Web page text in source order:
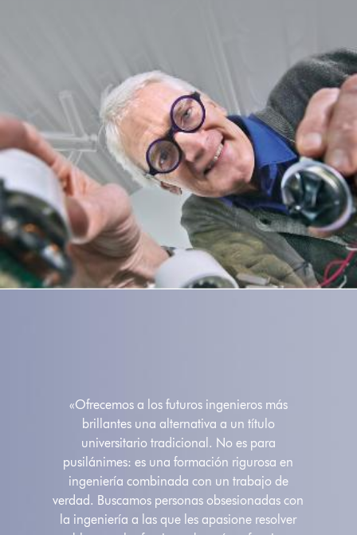
«Ofrecemos a los futuros ingenieros más
brillantes una alternativa a un título
universitario tradicional. No es para
pusilánimes: es una formación rigurosa en
ingeniería combinada con un trabajo de
verdad. Buscamos personas obsesionadas con
la ingeniería a las que les apasione resolver